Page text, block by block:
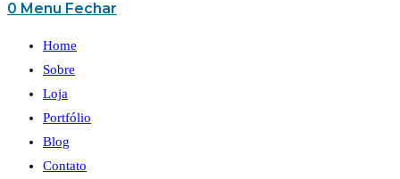
0 Menu Fechar
Home
Sobre
Loja
Portfólio
Blog
Contato